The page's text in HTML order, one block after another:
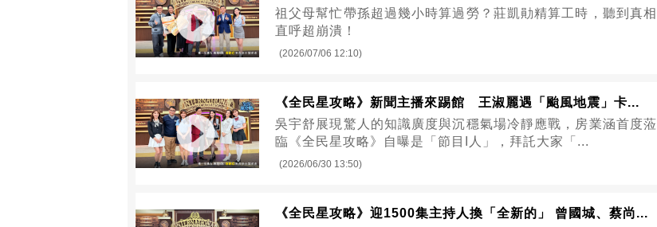
祖父母幫忙帶孫超過幾小時算過勞？莊凱勛精算工時，聽到真相
直呼超崩潰！
(2026/07/06 12:10)
《全民星攻略》新聞主播來踢館 王淑麗遇「颱風地震」卡...
吳宇舒展現驚人的知識廣度與沉穩氣場冷靜應戰，房業涵首度蒞
臨《全民星攻略》自曝是「節目I人」，拜託大家「...
(2026/06/30 13:50)
《全民星攻略》迎1500集主持人換「全新的」 曾國城、蔡尚...